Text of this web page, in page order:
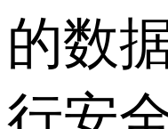
的数